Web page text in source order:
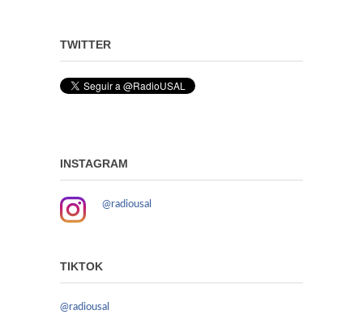
TWITTER
INSTAGRAM
@radiousal
TIKTOK
@radiousal